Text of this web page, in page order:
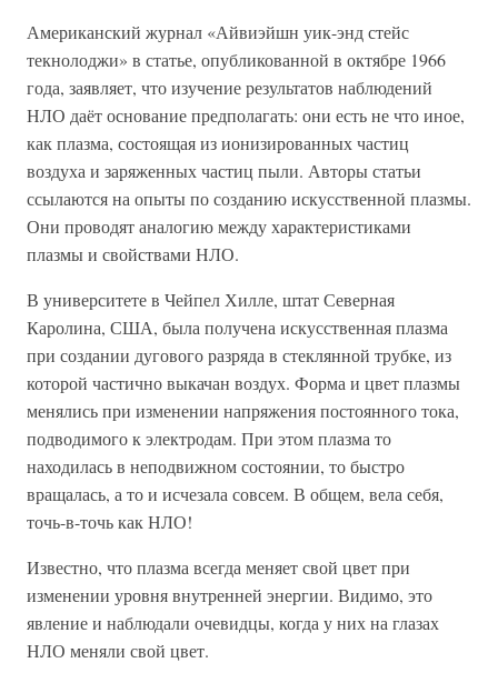
Американский журнал «Айвиэйшн уик-энд стейс
текнолоджи» в статье, опубликованной в октябре 1966
года, заявляет, что изучение результатов наблюдений
НЛО даёт основание предполагать: они есть не что иное,
как плазма, состоящая из ионизированных частиц
воздуха и заряженных частиц пыли. Авторы статьи
ссылаются на опыты по созданию искусственной плазмы.
Они проводят аналогию между характеристиками
плазмы и свойствами НЛО.
В университете в Чейпел Хилле, штат Северная
Каролина, США, была получена искусственная плазма
при создании дугового разряда в стеклянной трубке, из
которой частично выкачан воздух. Форма и цвет плазмы
менялись при изменении напряжения постоянного тока,
подводимого к электродам. При этом плазма то
находилась в неподвижном состоянии, то быстро
вращалась, а то и исчезала совсем. В общем, вела себя,
точь-в-точь как НЛО!
Известно, что плазма всегда меняет свой цвет при
изменении уровня внутренней энергии. Видимо, это
явление и наблюдали очевидцы, когда у них на глазах
НЛО меняли свой цвет.